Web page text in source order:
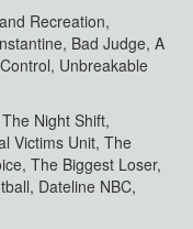
Recreation,
Bad Judge, A
Unbreakable
Night Shift,
Victims Unit, The
The Biggest Loser,
Dateline NBC,